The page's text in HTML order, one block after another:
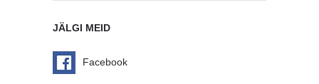
JÄLGI MEID
Facebook